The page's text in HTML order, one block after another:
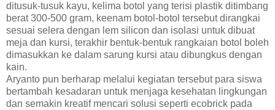
ditusuk-tusuk kayu, kelima botol yang terisi plastik ditimbang
berat 300-500 gram, keenam botol-botol tersebut dirangkai
sesuai selera dengan lem silicon dan isolasi untuk dibuat
meja dan kursi, terakhir bentuk-bentuk rangkaian botol boleh
dimasukkan ke dalam sarung kursi atau dibungkus dengan
kain.
Aryanto pun berharap melalui kegiatan tersebut para siswa
bertambah kesadaran untuk menjaga kesehatan lingkungan
dan semakin kreatif mencari solusi seperti ecobrick pada